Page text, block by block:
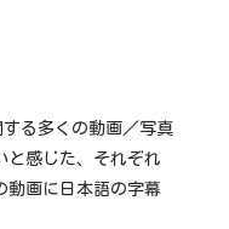
る多くの動画／写真
と感じた、それぞれ
動画に日本語の字幕